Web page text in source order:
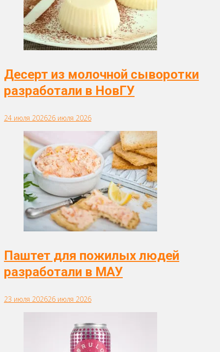
Десерт из молочной сыворотки
разработали в НовГУ
24 июля 202626 июля 2026
Паштет для пожилых людей
разработали в МАУ
23 июля 202626 июля 2026